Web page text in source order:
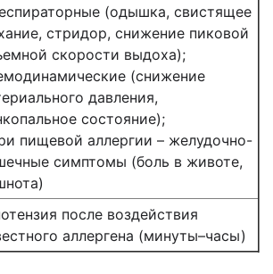
(одышка, свистящее
стридор, снижение пиковой
скорости выдоха);
(снижение
давления,
состояние);
пищевой аллергии – желудочно-
симптомы (боль в животе,
после воздействия
аллергена (минуты–часы)